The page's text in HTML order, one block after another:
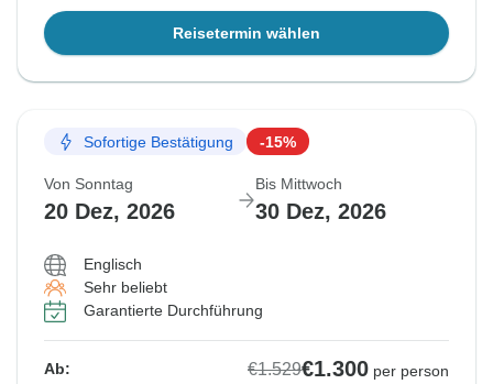
Reisetermin wählen
Sofortige Bestätigung -15%
Von Sonntag
20 Dez, 2026
Bis Mittwoch
30 Dez, 2026
Englisch
Sehr beliebt
Garantierte Durchführung
Ab: €1.529€1.300 per person